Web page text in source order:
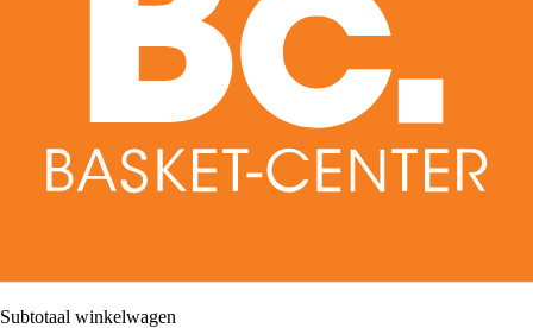
Subtotaal winkelwagen